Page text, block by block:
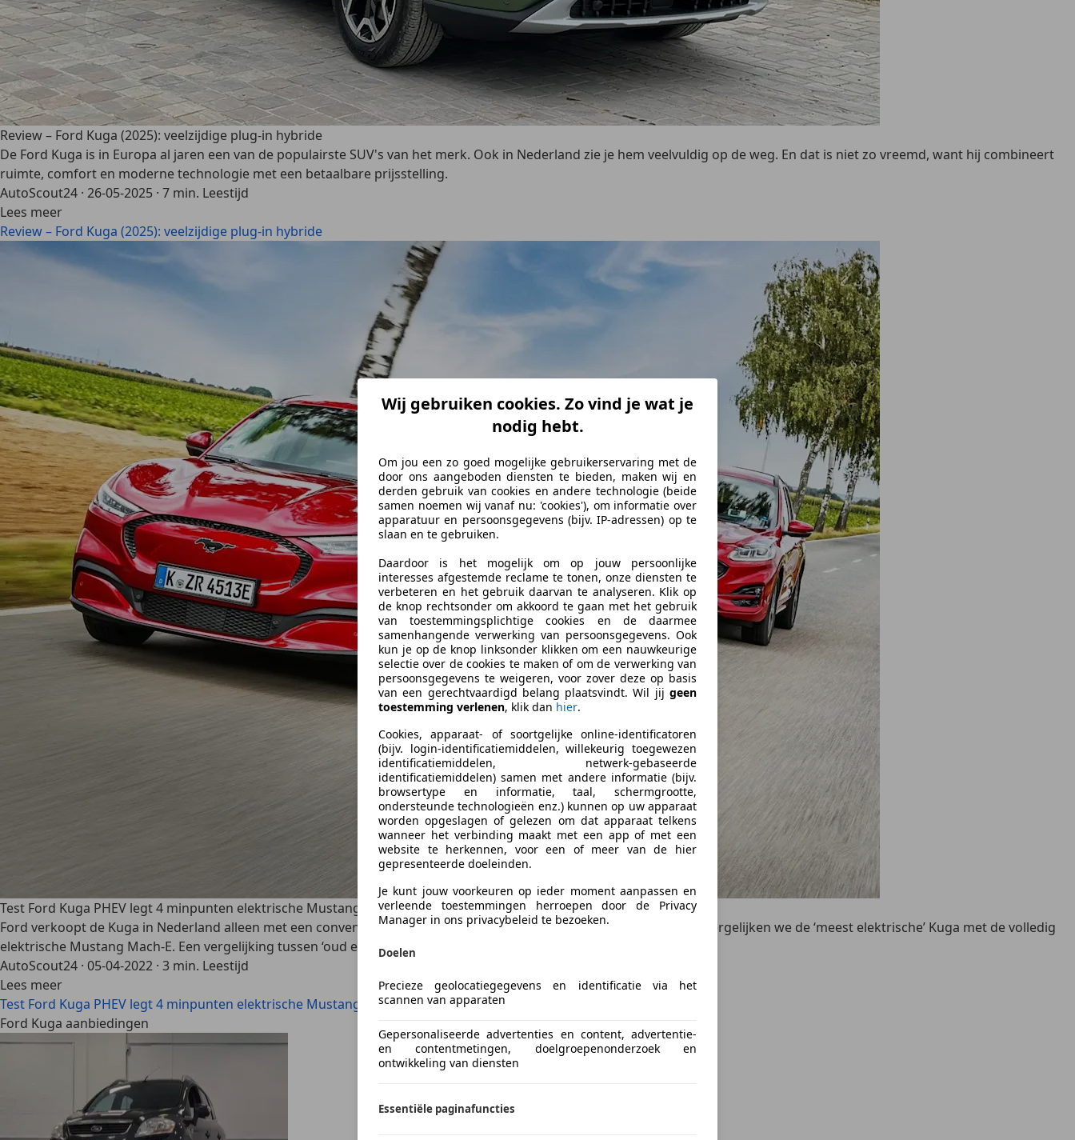
Wij gebruiken cookies. Zo vind je wat je
nodig hebt.
Om jou een zo goed mogelijke gebruikerservaring met de
door ons aangeboden diensten te bieden, maken wij en
derden gebruik van cookies en andere technologie (beide
samen noemen wij vanaf nu: 'cookies'), om informatie over
apparatuur en persoonsgegevens (bijv. IP-adressen) op te
slaan en te gebruiken.
Daardoor is het mogelijk om op jouw persoonlijke
interesses afgestemde reclame te tonen, onze diensten te
verbeteren en het gebruik daarvan te analyseren. Klik op
de knop rechtsonder om akkoord te gaan met het gebruik
van toestemmingsplichtige cookies en de daarmee
samenhangende verwerking van persoonsgegevens. Ook
kun je op de knop linksonder klikken om een nauwkeurige
selectie over de cookies te maken of om de verwerking van
persoonsgegevens te weigeren, voor zover deze op basis
van een gerechtvaardigd belang plaatsvindt. Wil jij geen
toestemming verlenen, klik dan hier.
Cookies, apparaat- of soortgelijke online-identificatoren
(bijv. login-identificatiemiddelen, willekeurig toegewezen
identificatiemiddelen, netwerk-gebaseerde
identificatiemiddelen) samen met andere informatie (bijv.
browsertype en informatie, taal, schermgrootte,
ondersteunde technologieën enz.) kunnen op uw apparaat
worden opgeslagen of gelezen om dat apparaat telkens
wanneer het verbinding maakt met een app of met een
website te herkennen, voor een of meer van de hier
gepresenteerde doeleinden.
Je kunt jouw voorkeuren op ieder moment aanpassen en
verleende toestemmingen herroepen door de Privacy
Manager in ons privacybeleid te bezoeken.
Doelen
Precieze geolocatiegegevens en identificatie via het
scannen van apparaten
Gepersonaliseerde advertenties en content, advertentie-
en contentmetingen, doelgroepenonderzoek en
ontwikkeling van diensten
Essentiële paginafuncties
Review – Ford Kuga (2025): veelzijdige plug-in hybride
De Ford Kuga is in Europa al jaren een van de populairste SUV's van het merk. Ook in Nederland zie je hem veelvuldig op de weg. En dat is niet zo vreemd, want hij combineert
ruimte, comfort en moderne technologie met een betaalbare prijsstelling.
AutoScout24 · 26-05-2025 · 7 min. Leestijd
Lees meer
Review – Ford Kuga (2025): veelzijdige plug-in hybride
Test Ford Kuga PHEV legt 4 minpunten elektrische Mustang Mach-E bloot
Ford verkoopt de Kuga in Nederland alleen met een conventionele benzinemotor en als stekkerhybride. In deze test vergelijken we de ‘meest elektrische’ Kuga met de volledig
elektrische Mustang Mach-E. Een vergelijking tussen ‘oud en vertrouwd’ en ‘nieuw en spannend’.
AutoScout24 · 05-04-2022 · 3 min. Leestijd
Lees meer
Test Ford Kuga PHEV legt 4 minpunten elektrische Mustang Mach-E bloot
Ford Kuga aanbiedingen